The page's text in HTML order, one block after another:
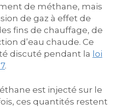
de méthane, mais
de gaz à effet de
fins de chauffage, de
d’eau chaude. Ce
discuté pendant la loi
.
est injecté sur le
ces quantités restent